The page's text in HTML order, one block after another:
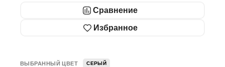
Сравнение
Избранное
ВЫБРАННЫЙ ЦВЕТ СЕРЫЙ